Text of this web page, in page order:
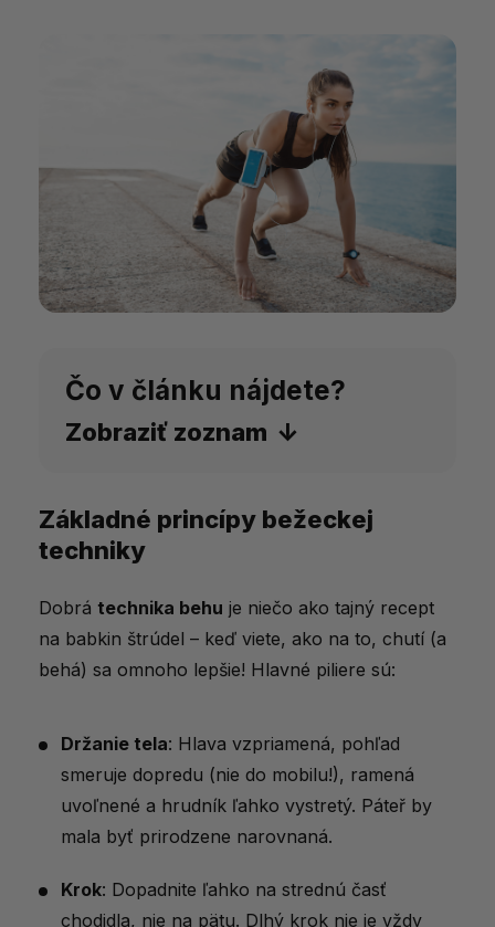
Čo v článku nájdete?
Zobraziť zoznam
Základné princípy bežeckej techniky
Dýchanie pri behu
Najčastejšie chyby a ako sa im vyhnúť
Posilňovanie a doplnkové cvičenie pre
lepšiu techniku
behu
Doplnky výživy pre bežcov
Význam obuvi a vybavenia
Magazíny, ktoré písali o správnej
Základné princípy bežeckej
techniky
Dobrá technika behu je niečo ako tajný recept
na babkin štrúdel – keď viete, ako na to, chutí (a
behá) sa omnoho lepšie! Hlavné piliere sú:
Držanie tela: Hlava vzpriamená, pohľad
smeruje dopredu (nie do mobilu!), ramená
uvoľnené a hrudník ľahko vystretý. Páteř by
mala byť prirodzene narovnaná.
Krok: Dopadnite ľahko na strednú časť
chodidla, nie na pätu. Dlhý krok nie je vždy